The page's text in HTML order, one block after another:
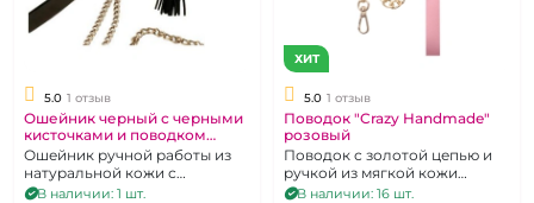
5.0 1 отзыв
Ошейник черный с черными
кисточками и поводком
"Crazy Handmade"
Ошейник ручной работы из
натуральной кожи с
поводком в комплекте
В наличии: 1 шт.
ХИТ
5.0 1 отзыв
Поводок "Crazy Handmade"
розовый
Поводок с золотой цепью и
ручкой из мягкой кожи
розового цвета
В наличии: 16 шт.